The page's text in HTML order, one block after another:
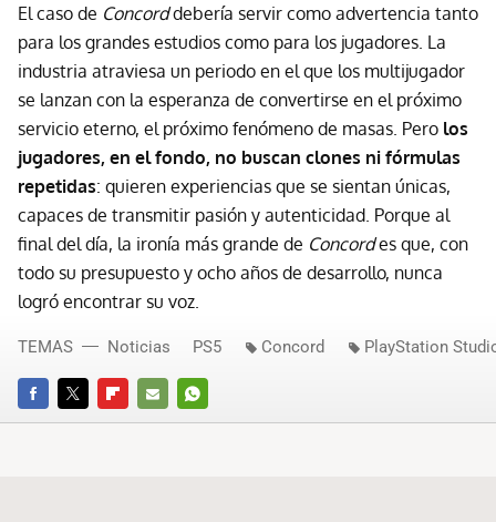
El caso de Concorddebería servir como advertencia tanto
para los grandes estudios como para los jugadores. La
industria atraviesa un periodo en el que los multijugador
se lanzan con la esperanza de convertirse en el próximo
servicio eterno, el próximo fenómeno de masas. Pero los
jugadores, en el fondo, no buscan clones ni fórmulas
repetidas: quieren experiencias que se sientan únicas,
capaces de transmitir pasión y autenticidad. Porque al
final del día, la ironía más grande de Concordes que, con
todo su presupuesto y ocho años de desarrollo, nunca
logró encontrar su voz.
FACEBOOKTWITTERFLIPBOARD
E-
WHATSAPP
TEMAS Noticias PS5 Concord PlayStation